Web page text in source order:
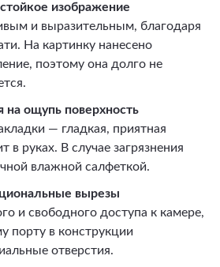
изображение
и выразительным, благодаря
На картинку нанесено
поэтому она долго не
на ощупь поверхность
— гладкая, приятная
в руках. В случае загрязнения
влажной салфеткой.
вырезы
и свободного доступа к камере,
порту в конструкции
отверстия.